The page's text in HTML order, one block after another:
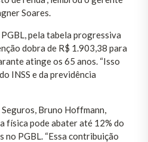
Soares.
pela tabela progressiva
dobra de R$ 1.903,38 para
atinge os 65 anos. “Isso
INSS e da previdência
Bruno Hoffmann,
física pode abater até 12% do
no PGBL. “Essa contribuição